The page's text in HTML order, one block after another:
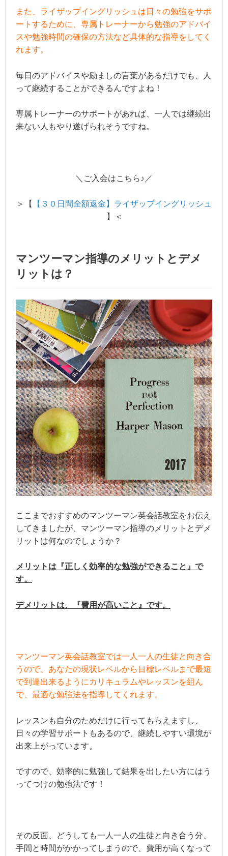
また、ライザップイングリッシュは日々の勉強をサポ
ートするために、専属トレーナーから勉強のアドバイ
スや勉強時間の確保の方法など具体的な指導をしてく
れます。
毎日のアドバイスや励ましの言葉があるだけでも、人
って継続することができるんですよね！
専属トレーナーのサポートがあれば、一人では継続出
来ない人もやり遂げられそうですね。
＼ご入会はこちら♪／
＞【
【３０日間全額返金】ライザップイングリッシュ
】＜
マンツーマン指導のメリットとデメ
リットは？
ここまでおすすめのマンツーマン英会話教室をお伝え
してきましたが、マンツーマン指導のメリットとデメ
リットは何なのでしょうか？
メリットは『正しく効率的な勉強ができること』で
す。
デメリットは、『費用が高いこと』です。
マンツーマン英会話教室では一人一人の生徒と向き合
うので、あなたの現状レベルから目標レベルまで最短
で到達出来るようにカリキュラムやレッスンを組ん
で、最適な勉強法を指導してくれます。
レッスンも自分のためだけに行ってもらえますし、
日々の学習サポートもあるので、継続しやすい環境が
出来上がっています。
ですので、効率的に勉強して結果を出したい方にはう
ってつけの勉強法です！
その反面、どうしても一人一人の生徒と向き合う分、
手間と時間がかかってしまうので、費用が高くなって